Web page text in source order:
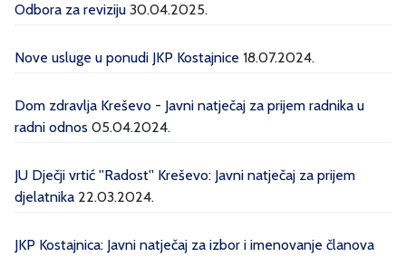
Odbora za reviziju 30.04.2025.
Nove usluge u ponudi JKP Kostajnice 18.07.2024.
Dom zdravlja Kreševo - Javni natječaj za prijem radnika u
radni odnos 05.04.2024.
JU Dječji vrtić ''Radost'' Kreševo: Javni natječaj za prijem
djelatnika 22.03.2024.
JKP Kostajnica: Javni natječaj za izbor i imenovanje članova